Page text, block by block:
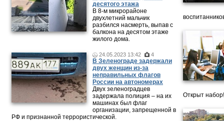
десятого этажа
В 8-м микрорайоне
двухлетний мальчик
разбился насмерть, выпав с
балкона на десятом этаже
жилого дома.
24.05.2023 13:42 4
В Зеленограде задержали
двух женщин из-за
неправильных флагов
России на автономерах
Двух зеленоградцев
задержала полиция – на их
машинах был флаг
организации, запрещенной в
РФ и признанной террористической.
Открыт набор!